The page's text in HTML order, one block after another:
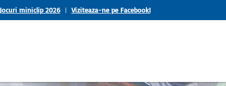
Jocuri miniclip 2026|Viziteaza-ne pe Facebook!